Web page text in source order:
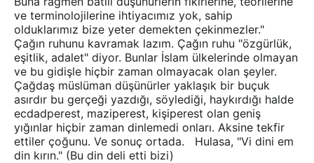
ve terminolojilerine ihtiyacımız yok, sahip
olduklarımız bize yeter demekten çekinmezler."
Çağın ruhunu kavramak lazım. Çağın ruhu "özgürlük,
eşitlik, adalet" diyor. Bunlar İslam ülkelerinde olmayan
ve bu gidişle hiçbir zaman olmayacak olan şeyler.
Çağdaş müslüman düşünürler yaklaşık bir buçuk
asırdır bu gerçeği yazdığı, söylediği, haykırdığı halde
ecdadperest, maziperest, kişiperest olan geniş
yığınlar hiçbir zaman dinlemedi onları. Aksine tekfir
ettiler çoğunu. Ve sonuç ortada. Hulasa, "Vi dini em
din kırın." (Bu din deli etti bizi)